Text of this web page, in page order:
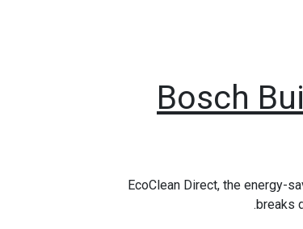
Bosch
EcoClean Direct, the energy-
breaks